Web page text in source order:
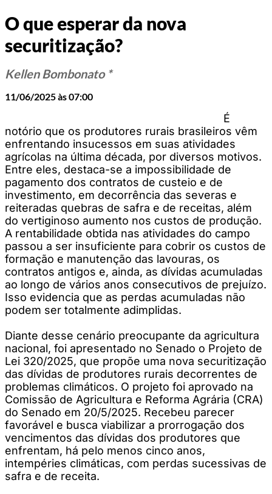
O que esperar da nova
securitização?
Kellen Bombonato *
11/06/2025 às 07:00
É
notório que os produtores rurais brasileiros vêm
enfrentando insucessos em suas atividades
agrícolas na última década, por diversos motivos.
Entre eles, destaca-se a impossibilidade de
pagamento dos contratos de custeio e de
investimento, em decorrência das severas e
reiteradas quebras de safra e de receitas, além
do vertiginoso aumento nos custos de produção.
A rentabilidade obtida nas atividades do campo
passou a ser insuficiente para cobrir os custos de
formação e manutenção das lavouras, os
contratos antigos e, ainda, as dívidas acumuladas
ao longo de vários anos consecutivos de prejuízo.
Isso evidencia que as perdas acumuladas não
podem ser totalmente adimplidas.
Diante desse cenário preocupante da agricultura
nacional, foi apresentado no Senado o Projeto de
Lei 320/2025, que propõe uma nova securitização
das dívidas de produtores rurais decorrentes de
problemas climáticos. O projeto foi aprovado na
Comissão de Agricultura e Reforma Agrária (CRA)
do Senado em 20/5/2025. Recebeu parecer
favorável e busca viabilizar a prorrogação dos
vencimentos das dívidas dos produtores que
enfrentam, há pelo menos cinco anos,
intempéries climáticas, com perdas sucessivas de
safra e de receita.